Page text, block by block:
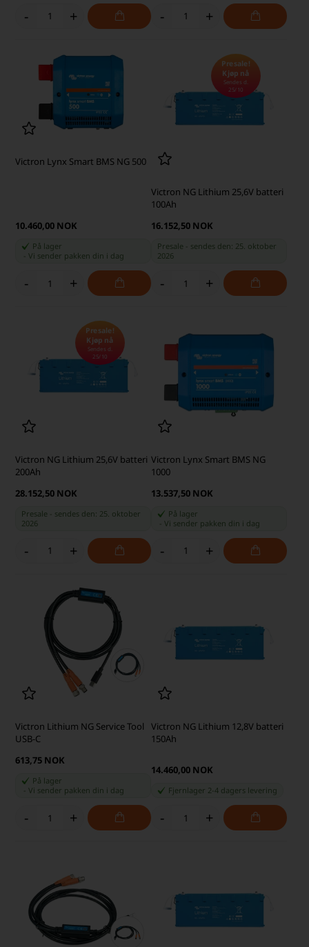
- + - +
Victron Lynx Smart BMS NG 500
10.460,00 NOK
På lager
-Vi sender pakken din i dag
- +
Presale!
Kjøp nå
Sendes d.
25/10
Victron NG Lithium 25,6V batteri
100Ah
16.152,50 NOK
Presale - sendes den: 25. oktober
2026
- +
Presale!
Kjøp nå
Sendes d.
25/10
Victron NG Lithium 25,6V batteri
200Ah
28.152,50 NOK
Presale - sendes den: 25. oktober
2026
- +
Victron Lynx Smart BMS NG
1000
13.537,50 NOK
På lager
Vi sender pakken din i dag
- +
Victron Lithium NG Service Tool
USB-C
613,75 NOK
På lager
-Vi sender pakken din i dag
- +
Victron NG Lithium 12,8V batteri
150Ah
14.460,00 NOK
Fjernlager 2-4 dagers levering
- +